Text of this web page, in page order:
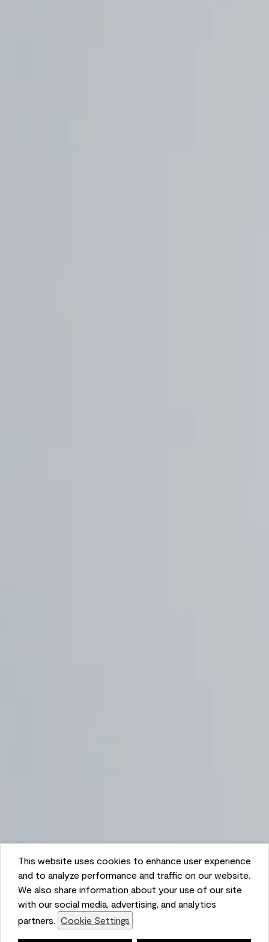
This website uses cookies to enhance user experience
and to analyze performance and traffic on our website.
We also share information about your use of our site
with our social media, advertising, and analytics
partners. Cookie Settings